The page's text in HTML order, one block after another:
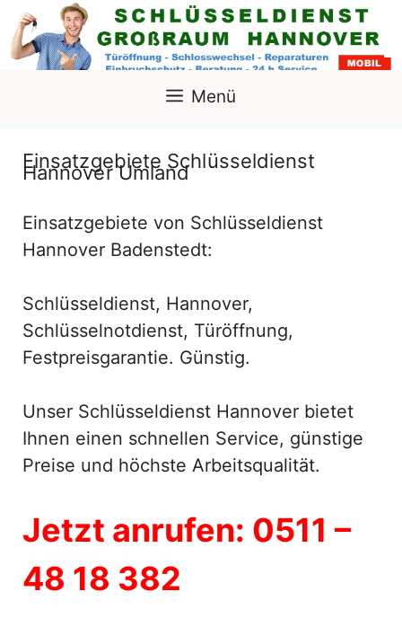
Zum
Inhalt
springen
Menü
Einsatzgebiete Schlüsseldienst
Hannover Umland
Einsatzgebiete von Schlüsseldienst
Hannover Badenstedt:
Schlüsseldienst, Hannover,
Schlüsselnotdienst, Türöffnung,
Festpreisgarantie. Günstig.
Unser Schlüsseldienst Hannover bietet
Ihnen einen schnellen Service, günstige
Preise und höchste Arbeitsqualität.
Jetzt anrufen: 0511 –
48 18 382